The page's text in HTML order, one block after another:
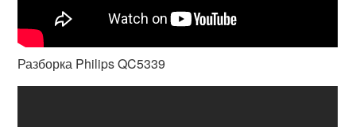
Разборка Philips QC5339